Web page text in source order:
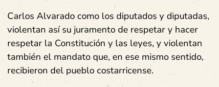
Carlos Alvarado como los diputados y diputadas,
violentan así su juramento de respetar y hacer
respetar la Constitución y las leyes, y violentan
también el mandato que, en ese mismo sentido,
recibieron del pueblo costarricense.